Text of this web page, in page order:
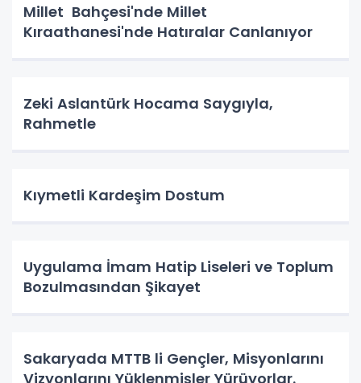
Millet Bahçesi'nde Millet
Kıraathanesi'nde Hatıralar Canlanıyor
Zeki Aslantürk Hocama Saygıyla,
Rahmetle
Kıymetli Kardeşim Dostum
Uygulama İmam Hatip Liseleri ve Toplum
Bozulmasından Şikayet
Sakaryada MTTB li Gençler, Misyonlarını
Vizyonlarını Yüklenmişler Yürüyorlar.